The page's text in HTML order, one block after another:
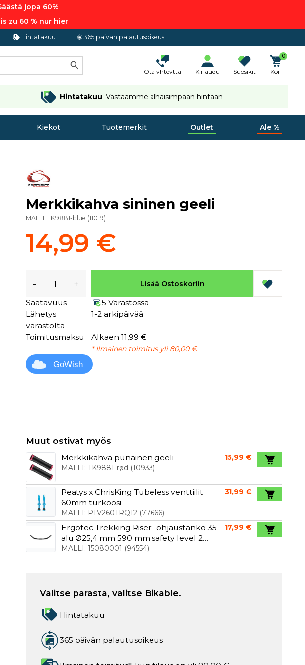
jopa 60%
zu 60 % nur hier
Hintatakuu 365 päivän palautusoikeus
Ota yhteyttä Kirjaudu Suosikit
0
Kori
Hintatakuu Vastaamme alhaisimpaan hintaan
Kiekot Tuotemerkit Outlet Ale %
Merkkikahva sininen geeli
MALLI:TK9881-blue (11019)
14,99 €
- + Lisää Ostoskoriin
Saatavuus
5 Varastossa
Lähetys
varastolta
1-2 arkipäivää
Toimitusmaksu Alkaen 11,99 €
* Ilmainen toimitus yli 80,00 €
GoWish
Muut ostivat myös
Merkkikahva punainen geeli
MALLI: TK9881-rød (10933)
15,99 €
Peatys x ChrisKing Tubeless venttiilit
60mm turkoosi
MALLI: PTV260TRQ12(77666)
31,99 €
Ergotec Trekking Riser -ohjaustanko 35
alu Ø25,4 mm 590 mm safety level 2
musta
MALLI: 15080001 (94554)
17,99 €
Valitse parasta, valitse Bikable.
Hintatakuu
365 päivän palautusoikeus